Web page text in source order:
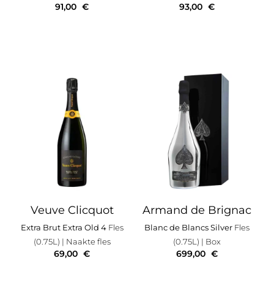
91,00 € 93,00 €
Veuve Clicquot
Extra Brut Extra Old 4Fles
(0.75L) | Naakte fles
69,00 €
Armand de Brignac
Blanc de Blancs SilverFles
(0.75L) | Box
699,00 €